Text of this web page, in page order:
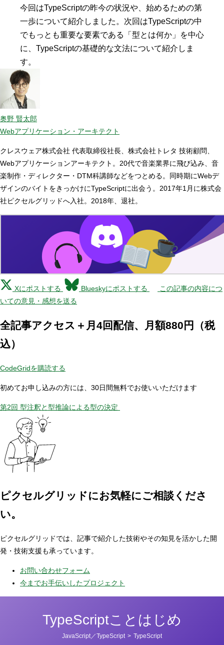
今回はTypeScriptの昨今の状況や、始めるための第
一歩について紹介しました。次回はTypeScriptの中
でもっとも重要な要素である「型とは何か」を中心
に、TypeScriptの基礎的な文法について紹介しま
す。
奥野 賢太郎
Webアプリケーション・アーキテクト
クレスウェア株式会社 代表取締役社長、株式会社トレタ 技術顧問、
Webアプリケーションアーキテクト。20代で音楽業界に飛び込み、音
楽制作・ディレクター・DTM科講師などをつとめる。同時期にWebデ
ザインのバイトをきっかけにTypeScriptに出会う。2017年1月に株式会
社ピクセルグリッドへ入社。2018年、退社。
Xにポストする Blueskyにポストする
この記事の内容につ
いての意見・感想を送る
全記事アクセス＋月4回配信、月額880円（税
込）
CodeGridを購読する
初めてお申し込みの方には、30日間無料でお使いいただけます
第2回 型注釈と型推論による型の決定
ピクセルグリッドにお気軽にご相談くださ
い。
ピクセルグリッドでは、記事で紹介した技術やその知見を活かした開
発・技術支援も承っています。
お問い合わせフォーム
今までお手伝いしたプロジェクト
TypeScriptことはじめ
カ
JavaScript／TypeScript > TypeScript